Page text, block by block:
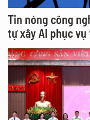
Tin nóng công
tự xây AI phục